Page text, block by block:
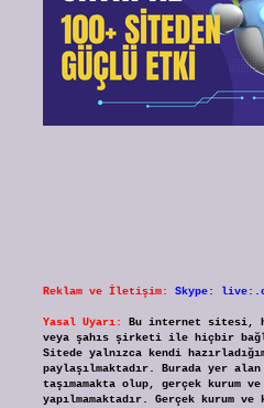
Reklam ve İletişim: Skype:
Yasal Uyarı:
Bu internet sitesi,
veya şahıs şirketi ile hiçbir
Sitede yalnızca kendi
paylaşılmaktadır. Burada yer
taşımamakta olup, gerçek kurum
yapılmamaktadır. Gerçek kurum